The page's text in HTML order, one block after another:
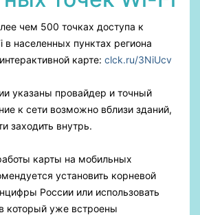
чем 500 точках доступа к
в населенных пунктах региона
карте: clck.ru/3NiUcv
указаны провайдер и точный
к сети возможно вблизи зданий,
заходить внутрь.
карты на мобильных
установить корневой
России или использовать
который уже встроены